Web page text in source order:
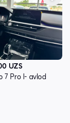
UZS
7 Pro I- avlod